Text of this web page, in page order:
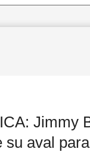
Jimmy
su aval